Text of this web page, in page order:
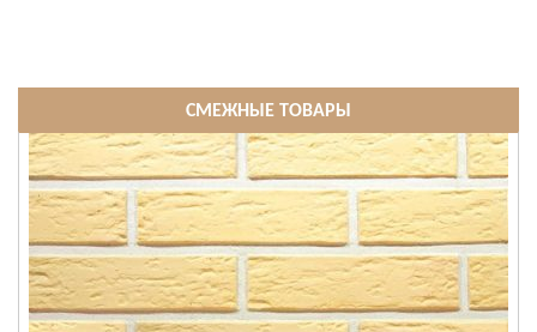
СМЕЖНЫЕ ТОВАРЫ